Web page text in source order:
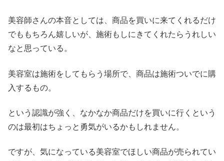
美容師さんの本音としては、商品を買いに来てくれるだけ
でももちろん嬉しいが、施術もしにきてくれたらうれしい
なと思っている。
美容室は施術をしてもらう場所で、商品は施術ついでに購
入するもの。
という認識が強く、なかなか商品だけを買いに行くという
のは最初はちょっと勇気がいるかもしれません。
ですが、気になっている美容室でほしい商品が売られてい